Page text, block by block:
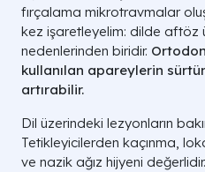
fırçalama mikrotravmalar
kez işaretleyelim: dilde aftöz
nedenlerinden biridir.
kullanılan apareylerin
artırabilir.
Dil üzerindeki lezyonların
Tetikleyicilerden kaçınma,
ve nazik ağız hijyeni